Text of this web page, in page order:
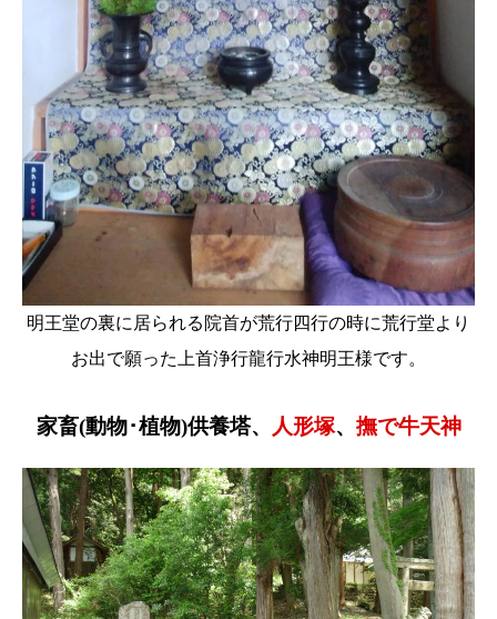
明王堂の裏に居られる院首が荒行四行の時に荒行堂より
お出で願った上首浄行龍行水神明王様です。
家畜(動物･植物)供養塔、 人形塚、 撫で牛天神